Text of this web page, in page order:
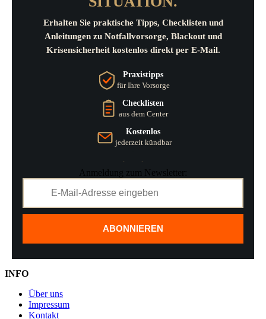
Erhalten Sie praktische Tipps, Checklisten und
Anleitungen zu Notfallvorsorge, Blackout und
Krisensicherheit kostenlos direkt per E-Mail.
Praxistipps
für Ihre Vorsorge
Checklisten
aus dem Center
Kostenlos
jederzeit kündbar
Anmeldung zum Newsletter:
ABONNIEREN
INFO
Über uns
Impressum
Kontakt